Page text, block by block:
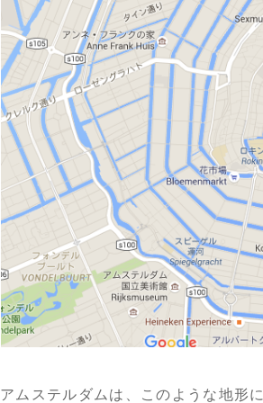
アムステルダムは、このような地形